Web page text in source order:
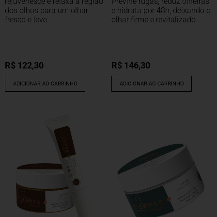
dos olhos para um olhar
fresco e leve.
R$ 122,30
ADICIONAR AO CARRINHO
e hidrata por 48h, deixando o
olhar firme e revitalizado.
R$ 146,30
ADICIONAR AO CARRINHO